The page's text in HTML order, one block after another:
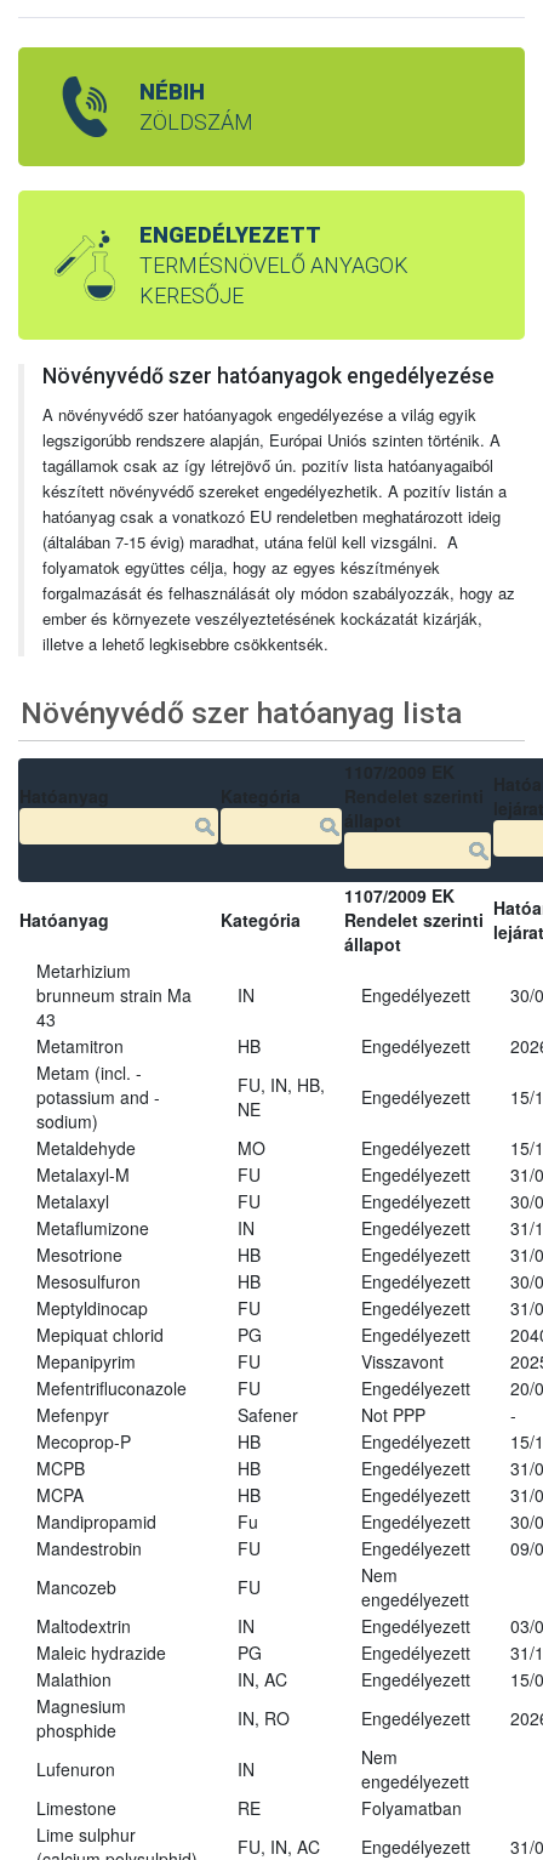
NÉBIH
ZÖLDSZÁM
ENGEDÉLYEZETT
TERMÉSNÖVELŐ ANYAGOK
KERESŐJE
Növényvédő szer hatóanyagok engedélyezése
A növényvédő szer hatóanyagok engedélyezése a világ egyik
legszigorúbb rendszere alapján, Európai Uniós szinten történik. A
tagállamok csak az így létrejövő ún. pozitív lista hatóanyagaiból
készített növényvédő szereket engedélyezhetik. A pozitív listán a
hatóanyag csak a vonatkozó EU rendeletben meghatározott ideig
(általában 7-15 évig) maradhat, utána felül kell vizsgálni. A
folyamatok együttes célja, hogy az egyes készítmények
forgalmazását és felhasználását oly módon szabályozzák, hogy az
ember és környezete veszélyeztetésének kockázatát kizárják,
illetve a lehető legkisebbre csökkentsék.
Növényvédő szer hatóanyag lista
Hatóanyag Kategória
1107/2009 EK
Rendelet szerinti
állapot
Metarhizium
brunneum strain Ma
43
IN Engedélyezett 30/
Metamitron HB Engedélyezett
Metam (incl. -
potassium and -
sodium)
FU, IN, HB,
NE
Engedélyezett 15/
Metaldehyde MO Engedélyezett
15/
Metalaxyl-M
FU Engedélyezett
31/
Metalaxyl
FU Engedélyezett
30/
Metaflumizone
IN Engedélyezett
31/
Mesotrione
HB Engedélyezett
31/
Mesosulfuron
HB Engedélyezett
30/
Meptyldinocap
FU Engedélyezett
31/
Mepiquat chlorid
PG Engedélyezett
Mepanipyrim
FU Visszavont
Mefentrifluconazole
FU Engedélyezett
20/
Mefenpyr
Safener Not PPP
-
Mecoprop-P
HB Engedélyezett
15/
MCPB
HB Engedélyezett
31/
MCPA
HB Engedélyezett
31/
Mandipropamid
Fu Engedélyezett
30/
Mandestrobin
FU Engedélyezett
09/
Mancozeb
FU
Nem
engedélyezett
Maltodextrin
IN Engedélyezett
03/
Maleic hydrazide
PG Engedélyezett
31/
Malathion
IN, AC Engedélyezett
15/
Magnesium
phosphide
IN, RO Engedélyezett
Lufenuron IN
Nem
engedélyezett
Limestone
RE
Folyamatban
Lime sulphur
FU, IN, AC Engedélyezett
31/